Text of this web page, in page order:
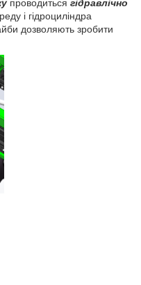
проводиться гідравлічно
і гідроциліндра
дозволяють зробити